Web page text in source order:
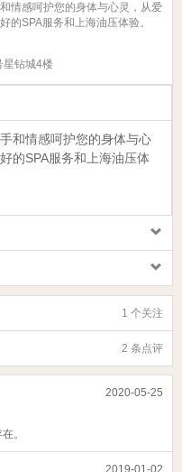
情感呵护您的身体与心灵，从爱
的SPA服务和上海油压体验。
星钻城4楼
和情感呵护您的身体与心
的SPA服务和上海油压体
1 个关注
2 条点评
2020-05-25
。
2019-01-02